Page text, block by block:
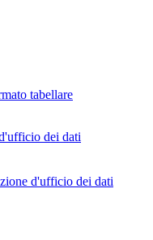
tabellare
dei dati
d'ufficio dei dati